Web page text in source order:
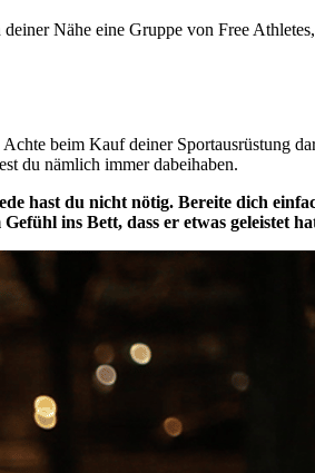
Nähe eine Gruppe von Free
beim Kauf deiner Sportausrüstung
du nämlich immer dabeihaben.
hast du nicht nötig. Bereite dich
ins Bett, dass er etwas geleistet